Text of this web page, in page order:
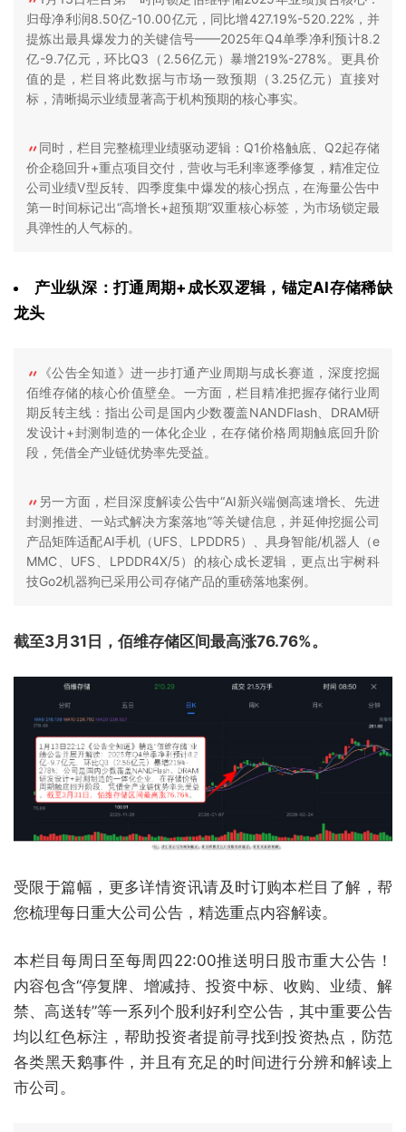
归母净利润8.50亿-10.00亿元，同比增427.19%-520.22%，并
提炼出最具爆发力的关键信号——2025年Q4单季净利预计8.2
亿-9.7亿元，环比Q3（2.56亿元）暴增219%-278%。更具价
值的是，栏目将此数据与市场一致预期（3.25亿元）直接对
标，清晰揭示业绩显著高于机构预期的核心事实。
同时，栏目完整梳理业绩驱动逻辑：Q1价格触底、Q2起存储
价企稳回升+重点项目交付，营收与毛利率逐季修复，精准定位
公司业绩V型反转、四季度集中爆发的核心拐点，在海量公告中
第一时间标记出“高增长+超预期”双重核心标签，为市场锁定最
具弹性的人气标的。
产业纵深：打通周期+成长双逻辑，锚定AI存储稀缺
龙头
《公告全知道》进一步打通产业周期与成长赛道，深度挖掘
佰维存储的核心价值壁垒。一方面，栏目精准把握存储行业周
期反转主线：指出公司是国内少数覆盖NANDFlash、DRAM研
发设计+封测制造的一体化企业，在存储价格周期触底回升阶
段，凭借全产业链优势率先受益。
另一方面，栏目深度解读公告中“AI新兴端侧高速增长、先进
封测推进、一站式解决方案落地”等关键信息，并延伸挖掘公司
产品矩阵适配AI手机（UFS、LPDDR5）、具身智能/机器人（e
MMC、UFS、LPDDR4X/5）的核心成长逻辑，更点出宇树科
技Go2机器狗已采用公司存储产品的重磅落地案例。
截至3月31日，佰维存储区间最高涨76.76%。
受限于篇幅，更多详情资讯请及时订购本栏目了解，帮
您梳理每日重大公司公告，精选重点内容解读。
本栏目每周日至每周四22:00推送明日股市重大公告！
内容包含“停复牌、增减持、投资中标、收购、业绩、解
禁、高送转”等一系列个股利好利空公告，其中重要公告
均以红色标注，帮助投资者提前寻找到投资热点，防范
各类黑天鹅事件，并且有充足的时间进行分辨和解读上
市公司。